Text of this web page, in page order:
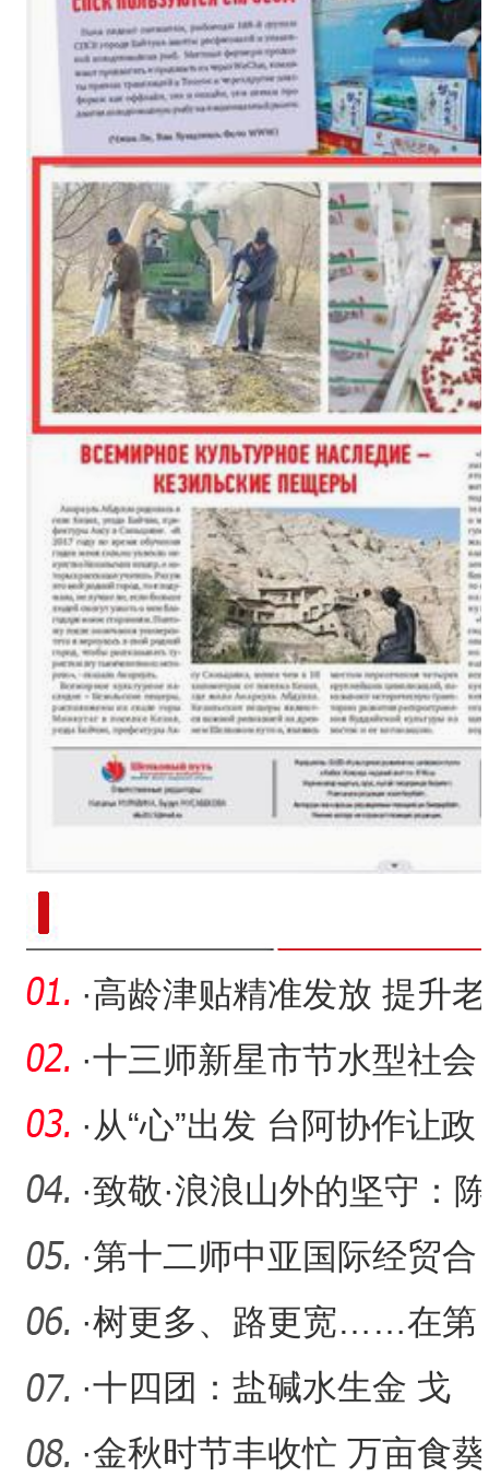
新疆杂话剧《兵团人家2》
·高龄津贴精准发放 提升老
年人幸福成色
·十三师新星市节水型社会
建设成效显著
·从“心”出发 台阿协作让政
务服务既有温度又有速度
·致敬·浪浪山外的坚守：陈
仁彪，跨越5000公里的医
·第十二师中亚国际经贸合
作商会成立
·树更多、路更宽……在第
十二师生活超幸福
·十四团：盐碱水生金 戈
壁“鲈跃”丰收图
·金秋时节丰收忙 万亩食葵